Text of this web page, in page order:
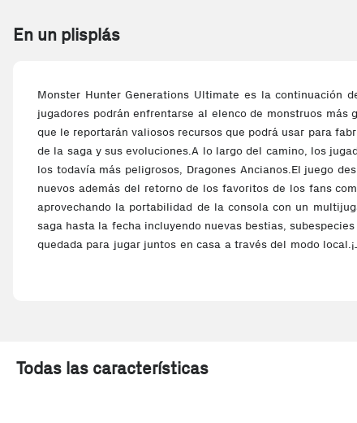
En un plisplás
Monster Hunter Generations Ultimate es la continuación
jugadores podrán enfrentarse al elenco de monstruos
que le reportarán valiosos recursos que podrá usar para
de la saga y sus evoluciones.A lo largo del camino, los
los todavía más peligrosos, Dragones Ancianos.El juego
nuevos además del retorno de los favoritos de los fans
aprovechando la portabilidad de la consola con un
saga hasta la fecha incluyendo nuevas bestias,
quedada para jugar juntos en casa a través del modo
su TV o salir por ahí y jugar en el modo portátil.Nuevo
Todas las características